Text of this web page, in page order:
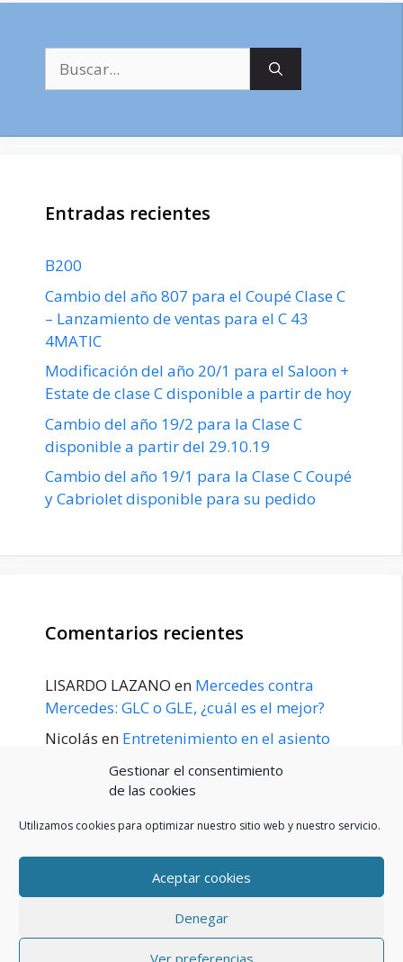
Gestionar el consentimiento
de las cookies
Utilizamos cookies para optimizar nuestro sitio web y nuestro servicio.
Aceptar cookies
Denegar
Ver preferencias
Entradas recientes
B200
Cambio del año 807 para el Coupé Clase C
– Lanzamiento de ventas para el C 43
4MATIC
Modificación del año 20/1 para el Saloon +
Estate de clase C disponible a partir de hoy
Cambio del año 19/2 para la Clase C
disponible a partir del 29.10.19
Cambio del año 19/1 para la Clase C Coupé
y Cabriolet disponible para su pedido
Comentarios recientes
LISARDO LAZANO en Mercedes contra
Mercedes: GLC o GLE, ¿cuál es el mejor?
Nicolás en Entretenimiento en el asiento
principios de 2020
POLÍTICA DE PRIVACIDAD
Política de cookies (UE)
© 2026 Blog De Mercedes-Benz En Español